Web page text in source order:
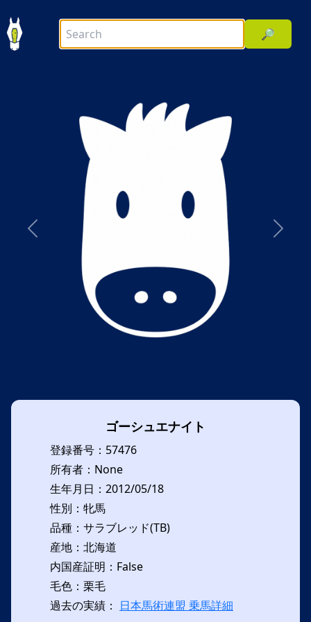
🔎
前へ 次へ
ゴーシュエナイト
登録番号：57476
所有者：None
生年月日：2012/05/18
性別：牝馬
品種：サラブレッド(TB)
産地：北海道
内国産証明：False
毛色：栗毛
過去の実績： 日本馬術連盟 乗馬詳細